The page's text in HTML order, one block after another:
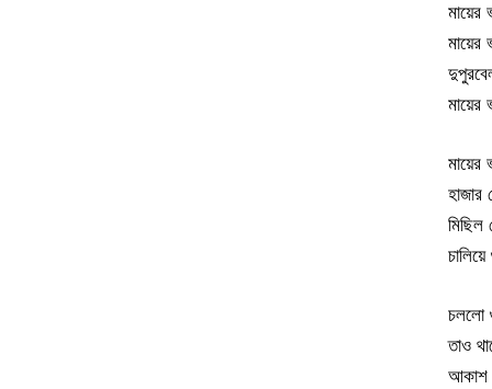
মায়ের
মায়ের
মায়ের
হাজার
চললো
তাও
আকাশ